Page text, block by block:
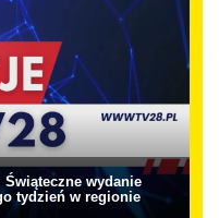
wydanie
tydzień w regionie